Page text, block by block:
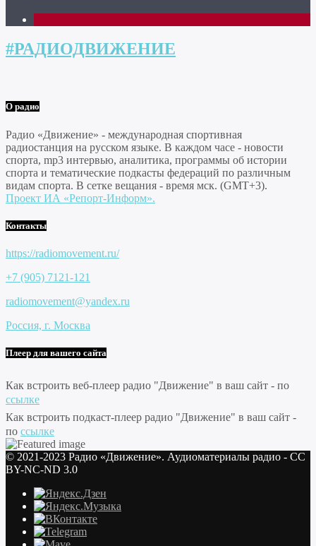
#РАДИОДВИЖЕНИЕ
О радио
Радио «Движение» - международная спортивная
радиостанция на русском языке. В каждом часе - новости
спорта, mp3 интервью, аналитика, программы об истории
спорта и тематические подкасты федераций по различным
видам спорта. В сетке вещания - время мск. (GMT+3).
Проект ИА «Репорт-Информ».
Контакты
https://radiomovement.ru/
+7 (905) 7121-121
radiomovement@yandex.ru
Россия, г. Москва
Плеер для вашего сайта
Как встроить веб-плеер радио "Движение" в ваш сайт - по
ссылке
Как встроить подкаст-плеер радио "Движение" в ваш сайт -
по ссылке
© 2021-2023 Радио «Движение». Аудиоматериалы радио - CC
BY-NC-ND 3.0